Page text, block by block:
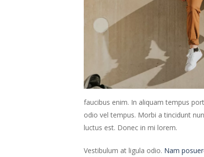
faucibus enim. In aliquam tempus
odio vel tempus. Morbi a tincidunt
luctus est. Donec in mi lorem.
Vestibulum at ligula odio. Nam